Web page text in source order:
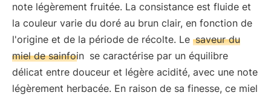
note légèrement fruitée. La consistance est fluide et
la couleur varie du doré au brun clair, en fonction de
l'origine et de la période de récolte. Le saveur du
miel de sainfoin se caractérise par un équilibre
délicat entre douceur et légère acidité, avec une note
légèrement herbacée. En raison de sa finesse, ce miel